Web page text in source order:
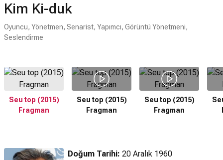
Kim Ki-duk
Oyuncu, Yönetmen, Senarist, Yapımcı, Görüntü Yönetmeni,
Seslendirme
Seu top (2015)
Fragman
Seu top (2015)
Fragman
Seu top (2015)
Fragman
Doğum Tarihi: 20 Aralık 1960